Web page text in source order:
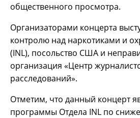
общественного просмотра.
Организаторами концерта
контролю над наркотиками и
(INL), посольство США и
организация «Центр
расследований».
Отметим, что данный концерт
программы Отдела INL по